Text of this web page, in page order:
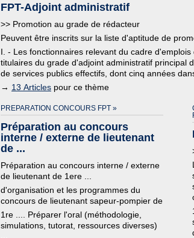
FPT-Adjoint administratif
>> Promotion au grade de rédacteur
Peuvent être inscrits sur la liste d'aptitude de
I. - Les fonctionnaires relevant du cadre
titulaires du grade d'adjoint administratif principal
de services publics effectifs, dont cinq années
→ 13 Articles pour ce thème
PREPARATION CONCOURS FPT »
Préparation au concours
interne / externe de lieutenant
de ...
Préparation au concours interne / externe
de lieutenant de 1ere ...
d'organisation et les programmes du
concours de lieutenant sapeur-pompier de
1re .... Préparer l'oral (méthodologie,
simulations, tutorat, ressources diverses)